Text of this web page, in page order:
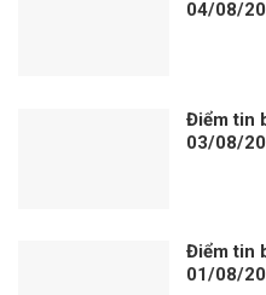
04/08/
Điểm tin
03/08/
Điểm tin
01/08/